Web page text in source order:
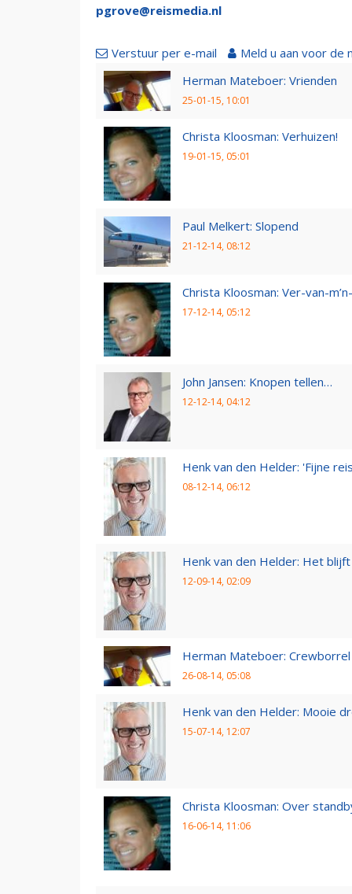
pgrove@reismedia.nl
Verstuur per e-mail
Meld u aan voor de
Herman Mateboer: Vrienden
25-01-15, 10:01
Christa Kloosman: Verhuizen!
19-01-15, 05:01
Paul Melkert: Slopend
21-12-14, 08:12
Christa Kloosman: Ver-van-
17-12-14, 05:12
John Jansen: Knopen tellen…
12-12-14, 04:12
Henk van den Helder: 'Fijne
08-12-14, 06:12
Henk van den Helder: Het blijft
12-09-14, 02:09
Herman Mateboer: Crewborrel
26-08-14, 05:08
Henk van den Helder: Mooie
15-07-14, 12:07
Christa Kloosman: Over
16-06-14, 11:06